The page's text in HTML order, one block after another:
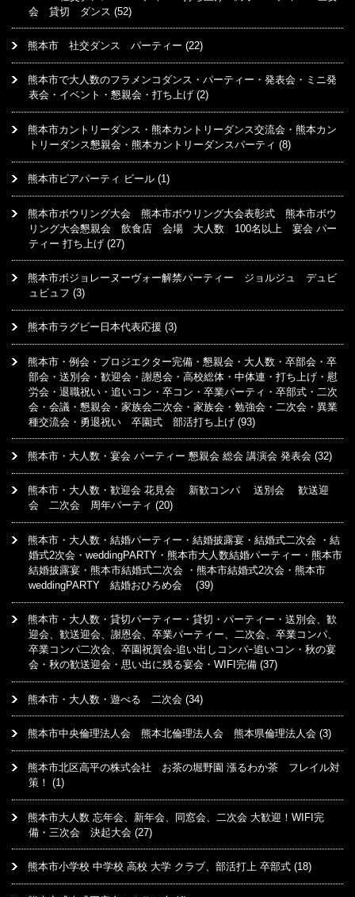
会 貸切 ダンス (52)
熊本市 社交ダンス パーティー (22)
熊本市で大人数のフラメンコダンス・パーティー・発表会・ミニ発
表会・イベント・懇親会・打ち上げ (2)
熊本市カントリーダンス・熊本カントリーダンス交流会・熊本カン
トリーダンス懇親会・熊本カントリーダンスパーティ (8)
熊本市ビアパーティ ビール (1)
熊本市ボウリング大会 熊本市ボウリング大会表彰式 熊本市ボウ
リング大会懇親会 飲食店 会場 大人数 100名以上 宴会 パー
ティー 打ち上げ (27)
熊本市ボジョレーヌーヴォー解禁パーティー ジョルジュ デュビ
ュビュフ (3)
熊本市ラグビー日本代表応援 (3)
熊本市・例会・プロジエクター完備・懇親会・大人数・卒部会・卒
部会・送別会・歓迎会・謝恩会・高校総体・中体連・打ち上げ・慰
労会・退職祝い・追いコン・卒コン・卒業パーティ・卒部式・二次
会・会議・懇親会・家族会二次会・家族会・勉強会・二次会・異業
種交流会・勇退祝い 卒園式 部活打ち上げ (93)
熊本市・大人数・宴会 パーティー 懇親会 総会 講演会 発表会 (32)
熊本市・大人数・歓迎会 花見会 新歓コンパ 送別会 歓送迎
会 二次会 周年パーティ (20)
熊本市・大人数・結婚パーティー・結婚披露宴・結婚式二次会 ・結
婚式2次会・weddingPARTY・熊本市大人数結婚パーティー・熊本市
結婚披露宴・熊本市結婚式二次会 ・熊本市結婚式2次会・熊本市
weddingPARTY 結婚おひろめ会 (39)
熊本市・大人数・貸切パーティー・貸切・パーティー・送別会、歓
迎会、歓送迎会、謝恩会、卒業パーティー、二次会、卒業コンパ、
卒業コンパ二次会、卒園祝賀会-追い出しコンパｰ追いコン・秋の宴
会・秋の歓送迎会・思い出に残る宴会・WIFI完備 (37)
熊本市・大人数・遊べる 二次会 (34)
熊本市中央倫理法人会 熊本北倫理法人会 熊本県倫理法人会 (3)
熊本市北区高平の株式会社 お茶の堀野園 漲るわか茶 フレイル対
策！ (1)
熊本市大人数 忘年会、新年会、同窓会、二次会 大歓迎！WIFI完
備・三次会 決起大会 (27)
熊本市小学校 中学校 高校 大学 クラブ、部活打上 卒部式 (18)